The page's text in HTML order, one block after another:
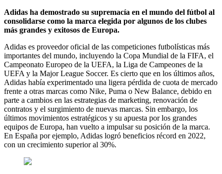
Adidas ha demostrado su supremacía en el mundo del fútbol al
consolidarse como la marca elegida por algunos de los clubes
más grandes y exitosos de Europa.
Adidas es proveedor oficial de las competiciones futbolísticas más
importantes del mundo, incluyendo la Copa Mundial de la FIFA, el
Campeonato Europeo de la UEFA, la Liga de Campeones de la
UEFA y la Major League Soccer. Es cierto que en los últimos años,
Adidas había experimentado una ligera pérdida de cuota de mercado
frente a otras marcas como Nike, Puma o New Balance, debido en
parte a cambios en las estrategias de marketing, renovación de
contratos y el surgimiento de nuevas marcas. Sin embargo, los
últimos movimientos estratégicos y su apuesta por los grandes
equipos de Europa, han vuelto a impulsar su posición de la marca.
En España por ejemplo, Adidas logró beneficios récord en 2022,
con un crecimiento superior al 30%.